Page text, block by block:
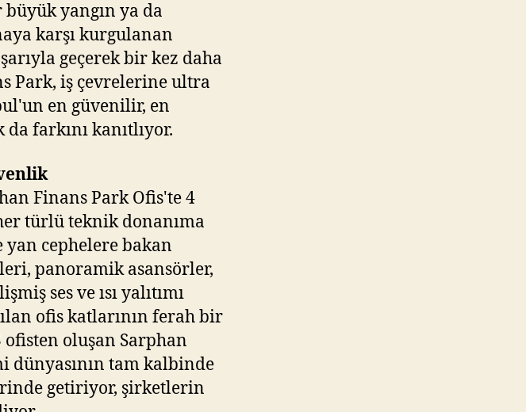
yangın ya da
karşı kurgulanan
geçerek bir kez daha
Park, iş çevrelerine ultra
en güvenilir, en
farkını kanıtlıyor.
Finans Park Ofis'te 4
türlü teknik donanıma
yan cephelere bakan
panoramik asansörler,
ses ve ısı yalıtımı
ofis katlarının ferah bir
ofisten oluşan Sarphan
dünyasının tam kalbinde
getiriyor, şirketlerin